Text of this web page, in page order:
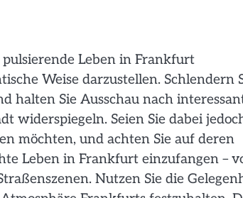
Leben in Frankfurt
Weise darzustellen. Schlendern
halten Sie Ausschau nach
widerspiegeln. Seien Sie dabei
möchten, und achten Sie auf deren
Leben in Frankfurt einzufangen –
Nutzen Sie die